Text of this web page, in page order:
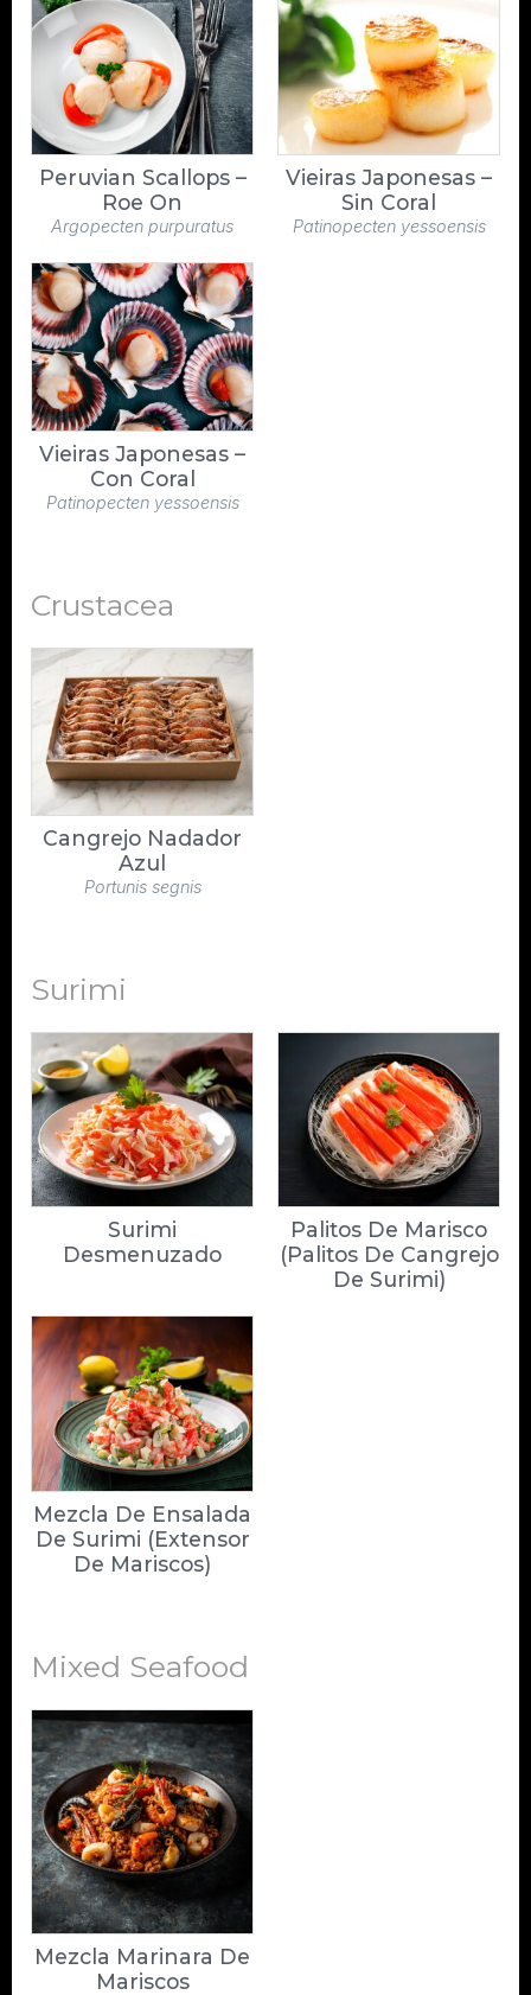
Peruvian Scallops –
Roe On
Argopecten purpuratus
Vieiras Japonesas –
Sin Coral
Patinopecten yessoensis
Vieiras Japonesas –
Con Coral
Patinopecten yessoensis
Crustacea
Cangrejo Nadador
Azul
Portunis segnis
Surimi
Surimi
Desmenuzado
Palitos De Marisco
(Palitos De Cangrejo
De Surimi)
Mezcla De Ensalada
De Surimi (Extensor
De Mariscos)
Mixed Seafood
Mezcla Marinara De
Mariscos